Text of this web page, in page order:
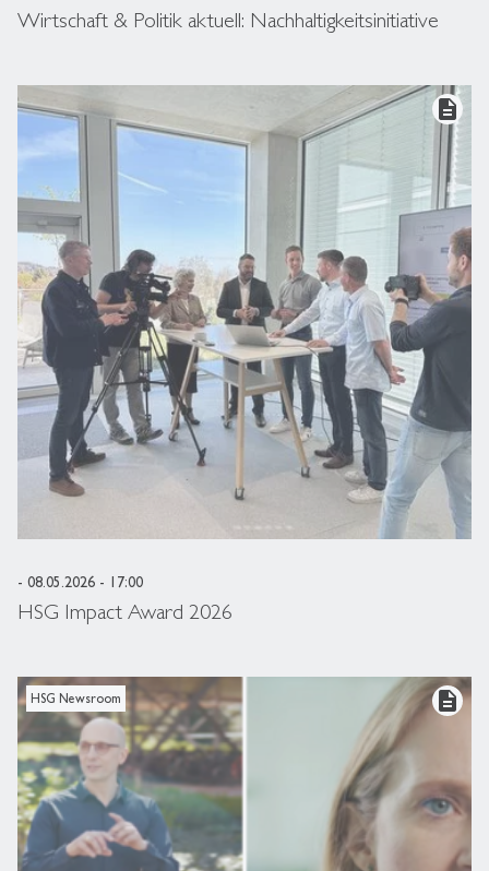
Wirtschaft & Politik aktuell: Nachhaltigkeitsinitiative
description
- 08.05.2026 - 17:00
HSG Impact Award 2026
HSG Newsroom description